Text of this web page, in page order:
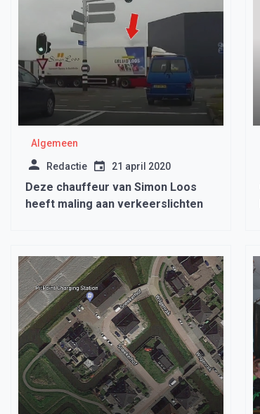
Algemeen
Redactie 21 april 2020
Deze chauffeur van Simon Loos
heeft maling aan verkeerslichten